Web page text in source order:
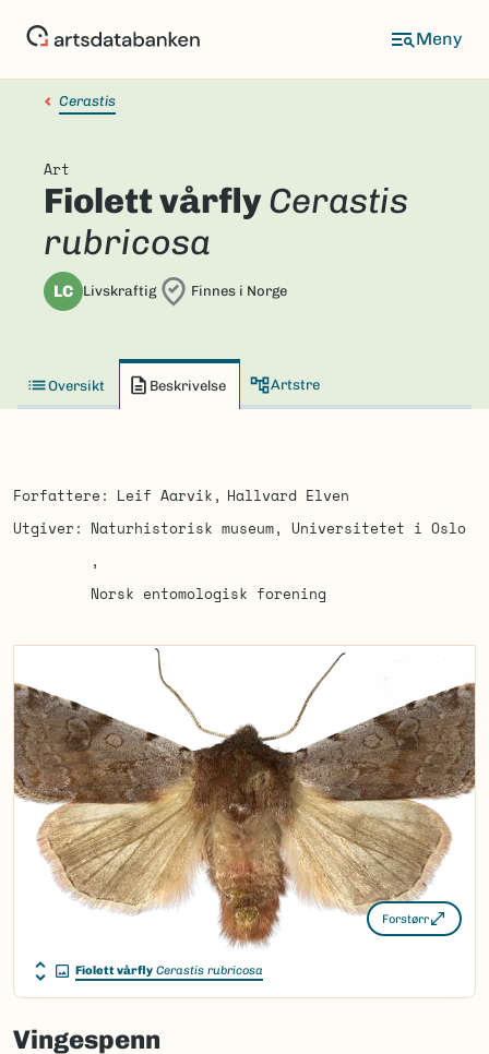
Cerastis
Art
Fiolett vårflyCerastis
rubricosa
LC Livskraftig Finnes i Norge
Oversikt Beskrivelse Artstre
Forfattere Leif Aarvik
Hallvard Elven
Utgiver
Naturhistorisk museum, Universitetet i Oslo
Norsk entomologisk forening
Forstørr
Fiolett vårfly Cerastis rubricosa
Vingespenn